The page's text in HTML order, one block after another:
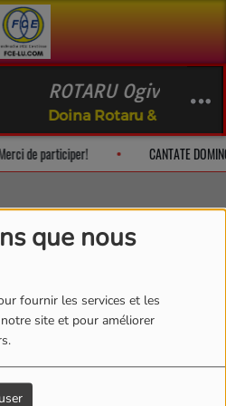
que nous
fournir les services et les
site et pour améliorer
ROTARU Ogives
Doina Rotaru & Friends
Merci de participer! CANTATE
Rosch Mirkes
Mirkes & Ad Libitum